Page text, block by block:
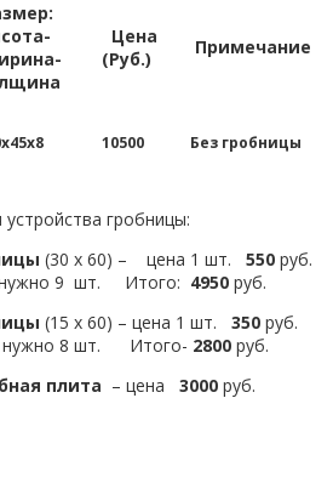
Цена
(Руб.)
Примечание
10500 Без гробницы
гробницы:
(30 х 60) – цена 1 шт. 550 руб.
нужно 9 шт. Итого: 4950 руб.
(15 х 60) – цена 1 шт. 350 руб.
нужно 8 шт. Итого- 2800 руб.
плита – цена 3000 руб.